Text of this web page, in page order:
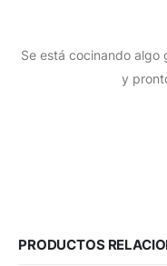
Se está cocinando algo
y
PRODUCTOS